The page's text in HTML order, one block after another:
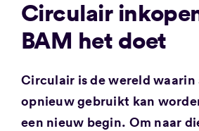
Circulair
BAM het doet
Circulair is de wereld waarin
opnieuw gebruikt kan
een nieuw begin. Om naar